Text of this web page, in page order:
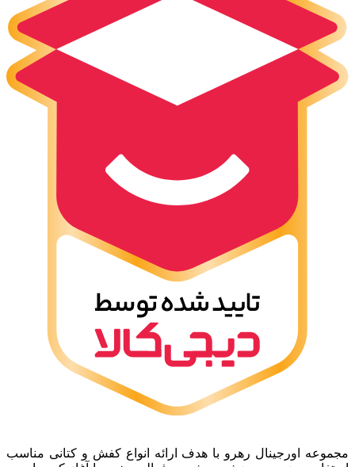
مجموعه اورجینال رهرو با هدف ارائه انواع کفش و کتانی مناسب